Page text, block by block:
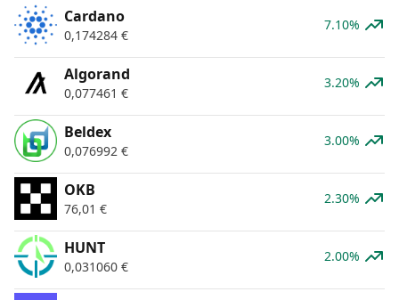
Cardano
0,174284 €
7.10%
Algorand
0,077461 €
3.20%
Beldex
0,076992 €
3.00%
OKB
76,01 €
2.30%
HUNT
0,031060 €
2.00%